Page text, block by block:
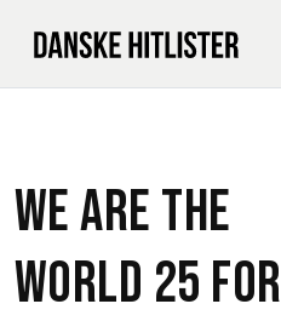
We Are The
World 25 For